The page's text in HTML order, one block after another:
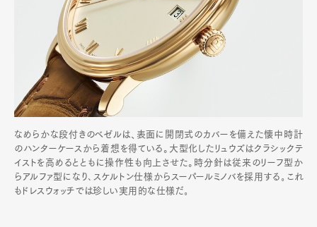
なめらかな段付きのベゼルは、表面に開閉式のカバーを備えた懐中時計
のハンターケースから着想を得ている。大型化したリュウズはクラシックテ
イストを高めるとともに操作性も向上させた。時分針は従来のリーフ型か
らアルファ型になり､スケルトン仕様からスーパールミノバを採用する｡これ
もドレスウォッチでは珍しい実用的な仕様だ｡